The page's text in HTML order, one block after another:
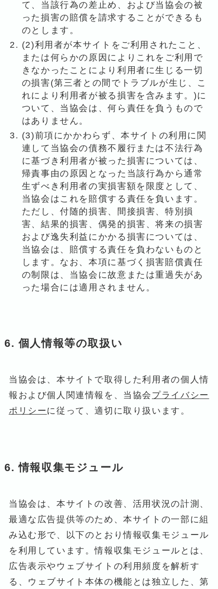
て、当該行為の差止め、および当協会の被
った損害の賠償を請求することができるも
のとします。
(2)利用者が本サイトをご利用されたこと、
または何らかの原因によりこれをご利用で
きなかったことにより利用者に生じる一切
の損害(第三者との間でトラブルが生じ、こ
れにより利用者が被る損害を含みます。)に
ついて、当協会は、何ら責任を負うもので
はありません。
(3)前項にかかわらず、本サイトの利用に関
連して当協会の債務不履行または不法行為
に基づき利用者が被った損害については、
帰責事由の原因となった当該行為から通常
生ずべき利用者の実損害額を限度として、
当協会はこれを賠償する責任を負います。
ただし、付随的損害、間接損害、特別損
害、結果的損害、偶発的損害、将来の損害
および逸失利益にかかる損害については、
当協会は、賠償する責任を負わないものと
します。なお、本項に基づく損害賠償責任
の制限は、当協会に故意または重過失があ
った場合には適用されません。
6. 個人情報等の取扱い
当協会は、本サイトで取得した利用者の個人情
報および個人関連情報を、当協会 プライバシー
ポリシーに従って、適切に取り扱います。
6. 情報収集モジュール
当協会は、本サイトの改善、活用状況の計測、
最適な広告提供等のため、本サイトの一部に組
み込む形で、以下のとおり情報収集モジュール
を利用しています。情報収集モジュールとは、
広告表示やウェブサイトの利用頻度を解析す
る、ウェブサイト本体の機能とは独立した、第